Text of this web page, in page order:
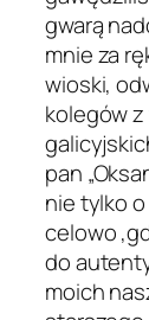
gwarą
mnie za
wioski,
kolegów
pan
nie tylko
celowo
do
moich